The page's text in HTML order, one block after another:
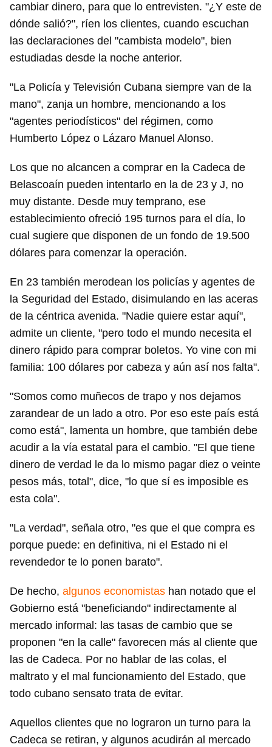
Guardar como favorito
iniciar sesión con tu cuenta de 14ymedio.
cambiar dinero, para que lo entrevisten. "¿Y este de
dónde salió?", ríen los clientes, cuando escuchan
las declaraciones del "cambista modelo", bien
estudiadas desde la noche anterior.
"La Policía y Televisión Cubana siempre van de la
mano", zanja un hombre, mencionando a los
"agentes periodísticos" del régimen, como
Humberto López o Lázaro Manuel Alonso.
Los que no alcancen a comprar en la Cadeca de
Belascoaín pueden intentarlo en la de 23 y J, no
muy distante. Desde muy temprano, ese
establecimiento ofreció 195 turnos para el día, lo
cual sugiere que disponen de un fondo de 19.500
dólares para comenzar la operación.
En 23 también merodean los policías y agentes de
la Seguridad del Estado, disimulando en las aceras
de la céntrica avenida. "Nadie quiere estar aquí",
admite un cliente, "pero todo el mundo necesita el
dinero rápido para comprar boletos. Yo vine con mi
familia: 100 dólares por cabeza y aún así nos falta".
"Somos como muñecos de trapo y nos dejamos
zarandear de un lado a otro. Por eso este país está
como está", lamenta un hombre, que también debe
acudir a la vía estatal para el cambio. "El que tiene
dinero de verdad le da lo mismo pagar diez o veinte
pesos más, total", dice, "lo que sí es imposible es
esta cola".
"La verdad", señala otro, "es que el que compra es
porque puede: en definitiva, ni el Estado ni el
revendedor te lo ponen barato".
De hecho, algunos economistas han notado que el
Gobierno está "beneficiando" indirectamente al
mercado informal: las tasas de cambio que se
proponen "en la calle" favorecen más al cliente que
las de Cadeca. Por no hablar de las colas, el
maltrato y el mal funcionamiento del Estado, que
todo cubano sensato trata de evitar.
Aquellos clientes que no lograron un turno para la
Cadeca se retiran, y algunos acudirán al mercado